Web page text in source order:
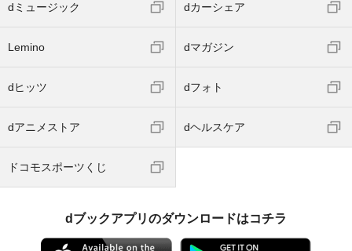
dミュージック dカーシェア
Lemino dマガジン
dヒッツ dフォト
dアニメストア dヘルスケア
ドコモスポーツくじ
dブックアプリのダウンロードはコチラ